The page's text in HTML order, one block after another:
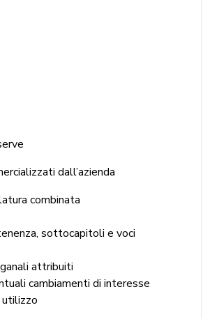
dall’azienda
combinata
sottocapitoli e voci
attribuiti
cambiamenti di interesse
utilizzo